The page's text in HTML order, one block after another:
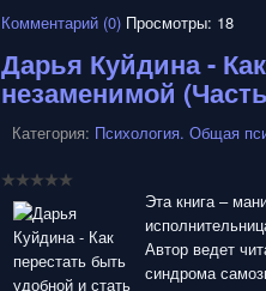
Комментарий (0) Просмотры: 18
Дарья Куйдина -
незаменимой
Категория: Психология. Общая
Эта книга –
Автор ведет
синдрома